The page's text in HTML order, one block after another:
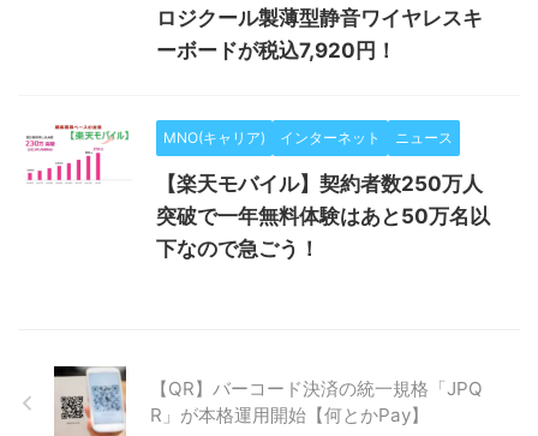
ロジクール製薄型静音ワイヤレスキ
ーボードが税込7,920円！
MNO(キャリア) インターネット ニュース
【楽天モバイル】契約者数250万人
突破で一年無料体験はあと50万名以
下なので急ごう！
【QR】バーコード決済の統一規格「JPQ
R」が本格運用開始【何とかPay】